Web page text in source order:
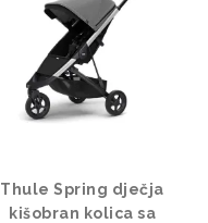
Thule Spring dječja
kišobran kolica sa